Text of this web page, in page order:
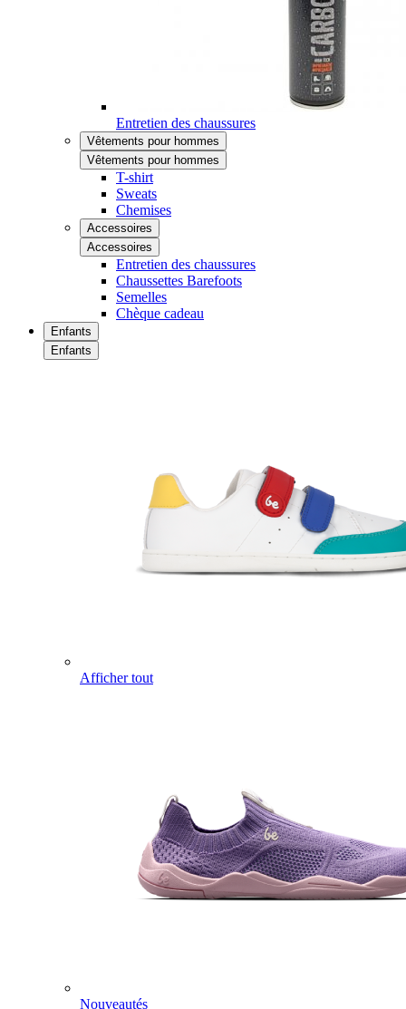
Entretien des chaussures
Vêtements pour hommes
Vêtements pour hommes
T-shirt
Sweats
Chemises
Accessoires
Accessoires
Entretien des chaussures
Chaussettes Barefoots
Semelles
Chèque cadeau
Enfants
Enfants
Afficher tout
Nouveautés